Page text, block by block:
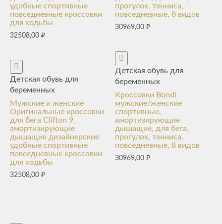
удобные спортивные
повседневные кроссовки
для ходьбы
32508,00 ₽
Детская обувь для
беременных
Мужские и женские
Оригинальные кроссовки
для бега Clifton 9,
амортизирующие
дышащие дизайнерские
удобные спортивные
повседневные кроссовки
для ходьбы
32508,00 ₽
прогулок, тенниса,
повседневные, 8 видов
30969,00₽
Детская обувь для
беременных
Кроссовки Bondi
мужские/женские
спортивные,
амортизирующие
дышащие, для бега,
прогулок, тенниса,
повседневные, 8 видов
30969,00₽